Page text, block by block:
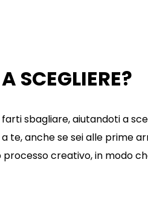
SCEGLIERE?
sbagliare, aiutandoti a
te, anche se sei alle prime
creativo, in modo